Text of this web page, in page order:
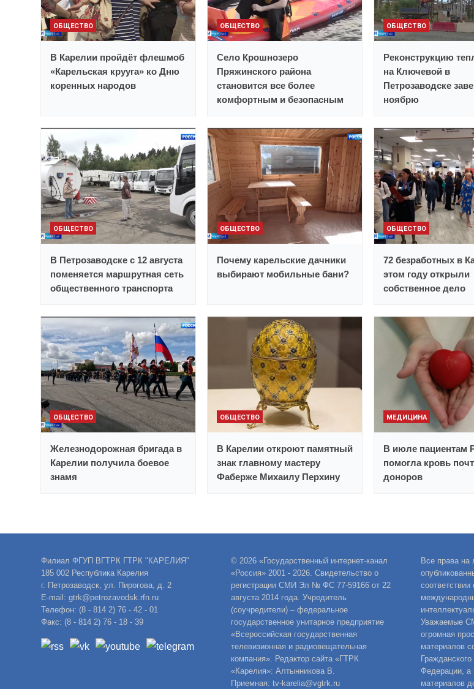
ОБЩЕСТВО
В Карелии пройдёт флешмоб
«Карельская крууга» ко Дню
коренных народов
ОБЩЕСТВО
Село Крошнозеро
Пряжинского района
становится все более
комфортным и безопасным
ОБЩЕСТВО
Реконструкцию
на Ключевой в
Петрозаводске
ноябрю
ОБЩЕСТВО
В Петрозаводске с 12 августа
поменяется маршрутная сеть
общественного транспорта
ОБЩЕСТВО
Почему карельские дачники
выбирают мобильные бани?
ОБЩЕСТВО
72 безработных в
этом году открыли
собственное дело
ОБЩЕСТВО
Железнодорожная бригада в
Карелии получила боевое
знамя
ОБЩЕСТВО
В Карелии откроют памятный
знак главному мастеру
Фаберже Михаилу Перхину
МЕДИЦИНА
В июле пациентам
помогла кровь
доноров
Филиал ФГУП ВГТРК ГТРК "КАРЕЛИЯ"
185 002 Республика Карелия
г. Петрозаводск, ул. Пирогова, д. 2
E-mail: gtrk@petrozavodsk.rfn.ru
Телефон: (8 - 814 2) 76 - 42 - 01
Факс: (8 - 814 2) 76 - 18 - 39
© 2026 «Государственный интернет-канал
«Россия» 2001 - 2026. Свидетельство о
регистрации СМИ Эл № ФС 77-59166 от 22
августа 2014 года. Учредитель
(соучредители) – федеральное
государственное унитарное предприятие
«Всероссийская государственная
телевизионная и радиовещательная
компания». Редактор сайта «ГТРК
«Карелия»: Алтынникова В.
Приемная: tv-karelia@vgtrk.ru
Все права
Уважаемые
огромная
материалов
Федерации, а
материалов